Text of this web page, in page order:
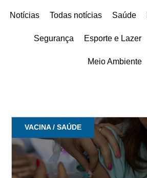
Notícias Todas notícias Saúde
Segurança Esporte e Lazer
Meio Ambiente
VACINA / SAÚDE